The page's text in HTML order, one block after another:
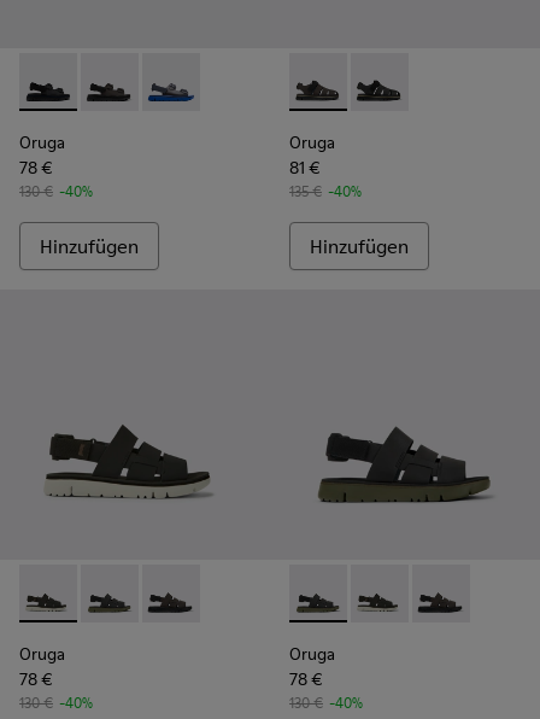
Oruga - K100287-009 - Black
Oruga - K100287-011 - Brown
Oruga - K100287-002 - Blue
Oruga
78 €
130 € -40%
Hinzufügen
Oruga - K100285-006 -
Oruga - K100285-
Oruga
81 €
135 € -40%
Hinzufügen
Oruga - K100470-006 - Herrensandale in Schwarz
Oruga - K100470-013 - Schwarze Sandalen aus
Oruga - K100470-004 - Braune Sandalen aus
Oruga
78 €
130 € -40%
Oruga - K100470-013 -
Oruga - K100470-
Oruga -
Oruga
78 €
130 € -40%